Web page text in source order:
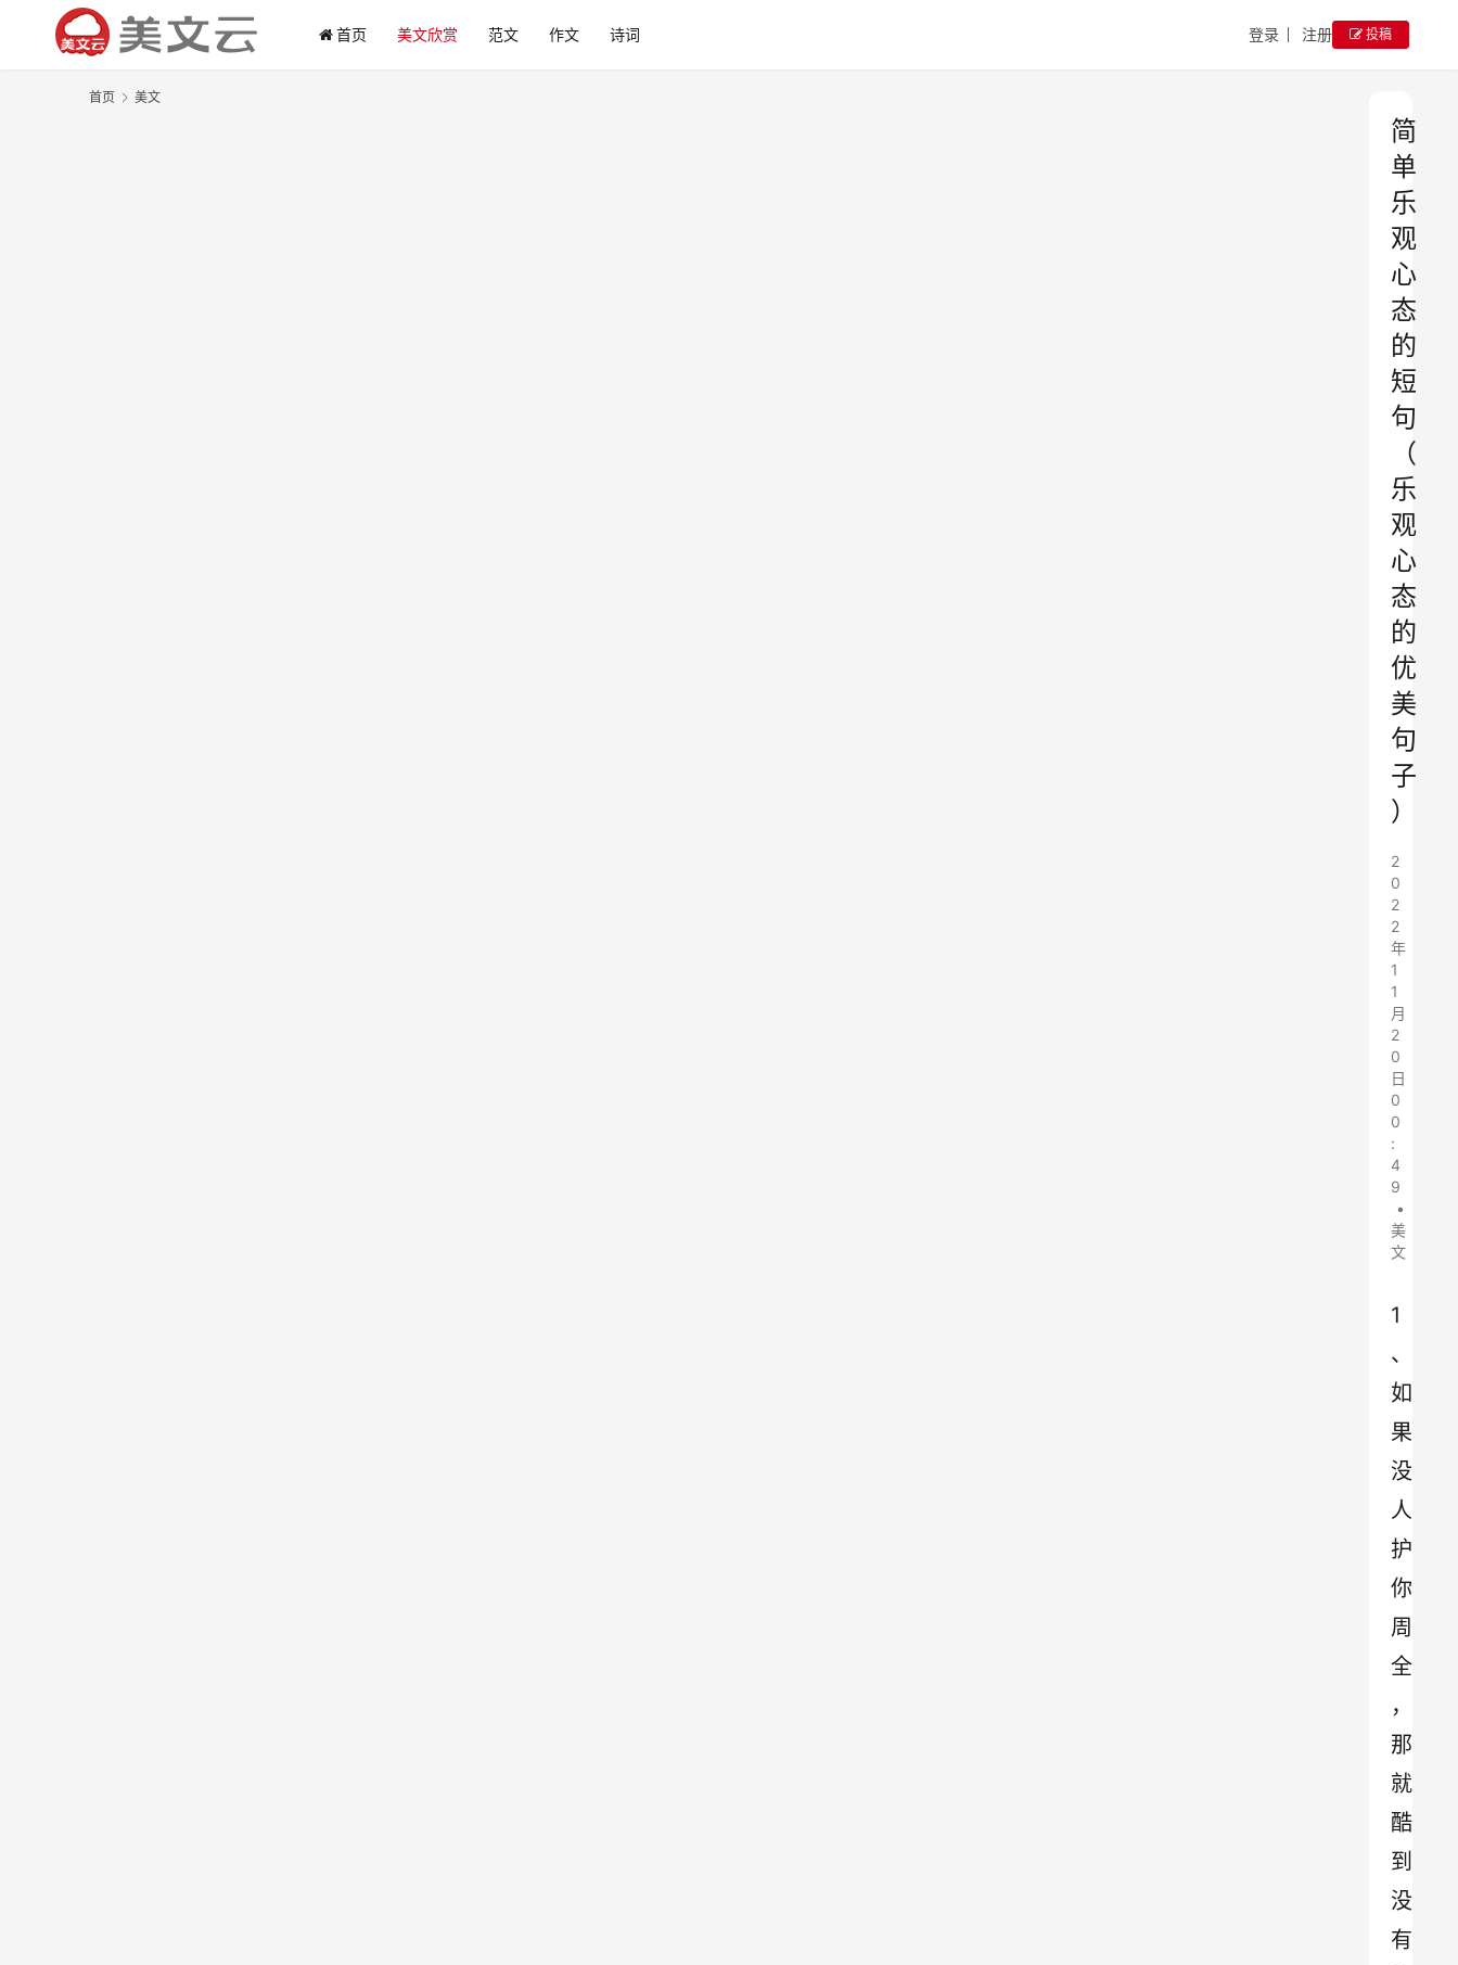
首页 美文欣赏 范文 作文 诗词 登录 注册 投稿
首页 美文
简
单
乐
观
心
态
的
短
句
（
乐
观
心
态
的
优
美
句
子
）
2
0
2
2
年
1
1
月
2
0
日
0
0
:
4
9
•
美
文
1
、
如
果
没
人
护
你
周
全
，
那
就
酷
到
没
有